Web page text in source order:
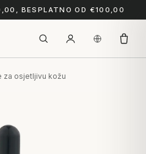
BESPLATNO OD €100,00
za osjetljivu kožu